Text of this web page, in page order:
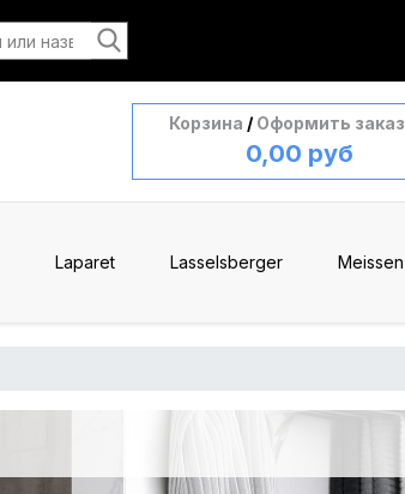
Корзина / Оформить заказ
0,00 руб
Laparet Lasselsberger Meissen